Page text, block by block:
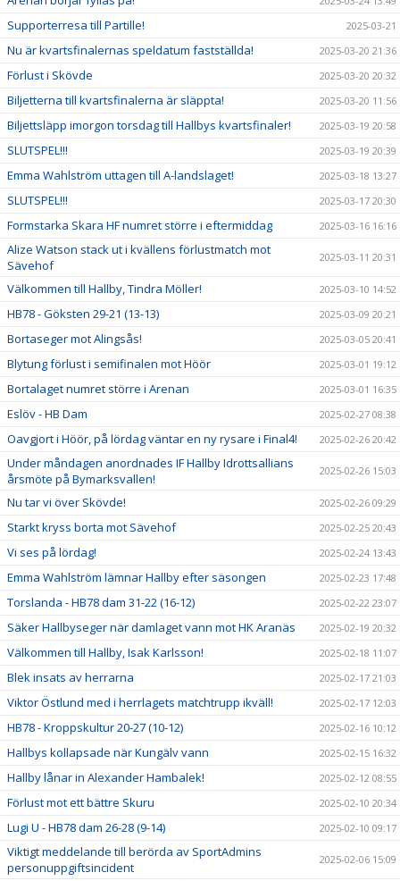
Supporterresa till Partille! 2025-03-21
Nu är kvartsfinalernas speldatum fastställda! 2025-03-20 21:36
Förlust i Skövde 2025-03-20 20:32
Biljetterna till kvartsfinalerna är släppta! 2025-03-20 11:56
Biljettsläpp imorgon torsdag till Hallbys kvartsfinaler! 2025-03-19 20:58
SLUTSPEL!!! 2025-03-19 20:39
Emma Wahlström uttagen till A-landslaget! 2025-03-18 13:27
SLUTSPEL!!! 2025-03-17 20:30
Formstarka Skara HF numret större i eftermiddag 2025-03-16 16:16
Alize Watson stack ut i kvällens förlustmatch mot
Sävehof
2025-03-11 20:31
Välkommen till Hallby, Tindra Möller! 2025-03-10 14:52
HB78 - Göksten 29-21 (13-13) 2025-03-09 20:21
Bortaseger mot Alingsås! 2025-03-05 20:41
Blytung förlust i semifinalen mot Höör 2025-03-01 19:12
Bortalaget numret större i Arenan 2025-03-01 16:35
Eslöv - HB Dam 2025-02-27 08:38
Oavgjort i Höör, på lördag väntar en ny rysare i Final4! 2025-02-26 20:42
Under måndagen anordnades IF Hallby Idrottsallians
årsmöte på Bymarksvallen!
2025-02-26 15:03
Nu tar vi över Skövde! 2025-02-26 09:29
Starkt kryss borta mot Sävehof 2025-02-25 20:43
Vi ses på lördag! 2025-02-24 13:43
Emma Wahlström lämnar Hallby efter säsongen 2025-02-23 17:48
Torslanda - HB78 dam 31-22 (16-12) 2025-02-22 23:07
Säker Hallbyseger när damlaget vann mot HK Aranäs 2025-02-19 20:32
Välkommen till Hallby, Isak Karlsson! 2025-02-18 11:07
Blek insats av herrarna 2025-02-17 21:03
Viktor Östlund med i herrlagets matchtrupp ikväll! 2025-02-17 12:03
HB78 - Kroppskultur 20-27 (10-12) 2025-02-16 10:12
Hallbys kollapsade när Kungälv vann 2025-02-15 16:32
Hallby lånar in Alexander Hambalek! 2025-02-12 08:55
Förlust mot ett bättre Skuru 2025-02-10 20:34
Lugi U - HB78 dam 26-28 (9-14) 2025-02-10 09:17
Viktigt meddelande till berörda av SportAdmins
personuppgiftsincident
2025-02-06 15:09